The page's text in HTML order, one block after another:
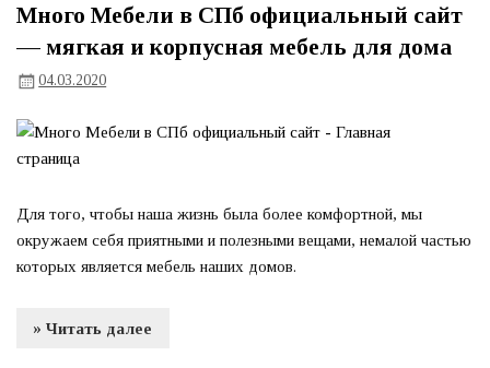
Много Мебели в СПб официальный сайт
— мягкая и корпусная мебель для дома
04.03.2020
Для того, чтобы наша жизнь была более комфортной, мы
окружаем себя приятными и полезными вещами, немалой частью
которых является мебель наших домов.
» Читать далее